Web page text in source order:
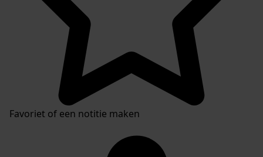
Favoriet of een notitie maken